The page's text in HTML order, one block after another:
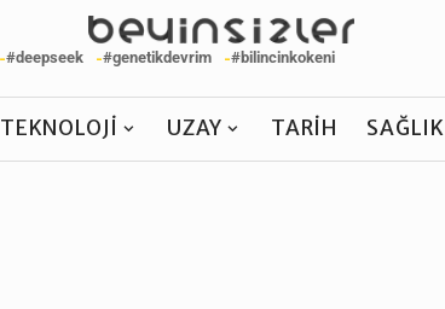
#deepseek #genetikdevrim #bilincinkokeni
TEKNOLOJI UZAY TARIH SAĞLIK